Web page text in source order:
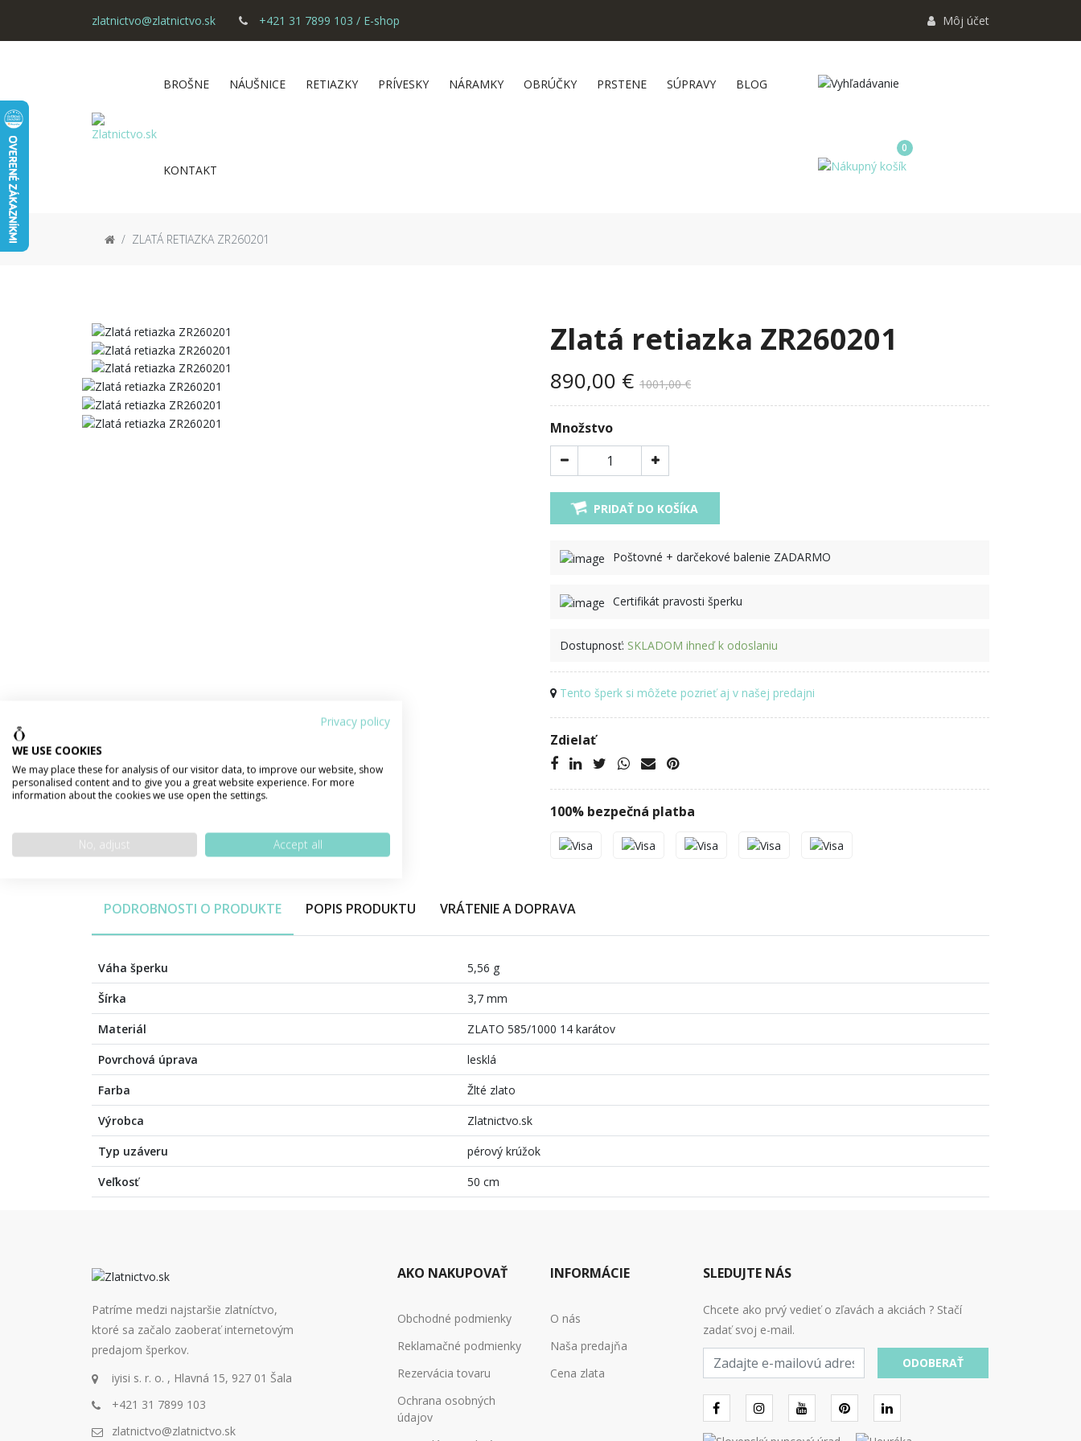
zlatnictvo@zlatnictvo.sk +421 31 7899 103 / E-shop Môj účet
BROŠNE NÁUŠNICE RETIAZKY PRÍVESKY NÁRAMKY OBRÚČKY PRSTENE SÚPRAVY BLOG
KONTAKT
0
ZLATÁ RETIAZKA ZR260201
Zlatá retiazka ZR260201
890,00 € 1001,00 €
Množstvo
PRIDAŤ DO KOŠÍKA
Poštovné + darčekové balenie ZADARMO
Certifikát pravosti šperku
Dostupnosť: SKLADOM ihneď k odoslaniu
Tento šperk si môžete pozrieť aj v našej predajni
Zdielať
100% bezpečná platba
PODROBNOSTI O PRODUKTE POPIS PRODUKTU VRÁTENIE A DOPRAVA
Váha šperku
5,56 g
Šírka
3,7 mm
Materiál
ZLATO 585/1000 14 karátov
Povrchová úprava
lesklá
Farba
Žlté zlato
Výrobca
Zlatnictvo.sk
Typ uzáveru
pérový krúžok
Veľkosť
50 cm
Patríme medzi najstaršie zlatníctvo,
ktoré sa začalo zaoberať internetovým
predajom šperkov.
iyisi s. r. o. , Hlavná 15, 927 01 Šala
+421 31 7899 103
zlatnictvo@zlatnictvo.sk
AKO NAKUPOVAŤ
Obchodné podmienky
Reklamačné podmienky
Rezervácia tovaru
Ochrana osobných
údajov
INFORMÁCIE
O nás
Naša predajňa
Cena zlata
SLEDUJTE NÁS
Chcete ako prvý vedieť o zľavách a akciách ? Stačí
zadať svoj e-mail.
mail
ODOBERAŤ
Privacy policy
WE USE COOKIES
We may place these for analysis of our visitor data, to improve our website, show
personalised content and to give you a great website experience. For more
information about the cookies we use open the settings.
No, adjust Accept all